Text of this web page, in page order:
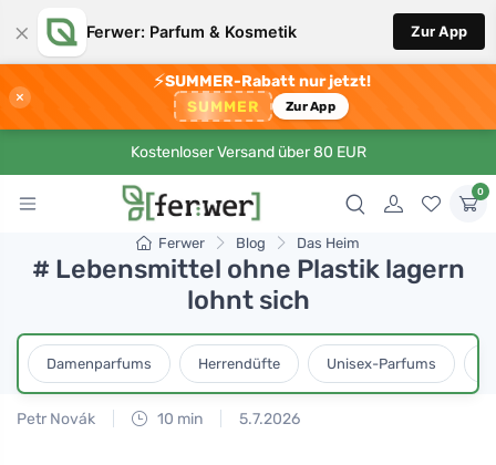
× Ferwer: Parfum & Kosmetik Zur App
×
⚡SUMMER-Rabatt nur jetzt!
SUMMER Zur App
Kostenloser Versand über 80 EUR
0
Ferwer Blog Das Heim
# Lebensmittel ohne Plastik lagern
lohnt sich
Damenparfums Herrendüfte Unisex-Parfums
Petr Novák 10 min 5.7.2026